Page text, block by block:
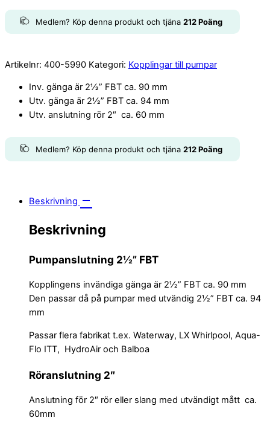
Medlem? Köp denna produkt och tjäna 212Poäng
Artikelnr: 400-5990 Kategori: Kopplingar till pumpar
Inv. gänga är 2½” FBT ca. 90 mm
Utv. gänga är 2½” FBT ca. 94 mm
Utv. anslutning rör 2″ ca. 60 mm
Medlem? Köp denna produkt och tjäna 212Poäng
Beskrivning
Beskrivning
Pumpanslutning 2½” FBT
Kopplingens invändiga gänga är 2½” FBT ca. 90 mm
Den passar då på pumpar med utvändig 2½” FBT ca. 94
mm
Passar flera fabrikat t.ex. Waterway, LX Whirlpool, Aqua-
Flo ITT, HydroAir och Balboa
Röranslutning 2″
Anslutning för 2″ rör eller slang med utvändigt mått ca.
60mm